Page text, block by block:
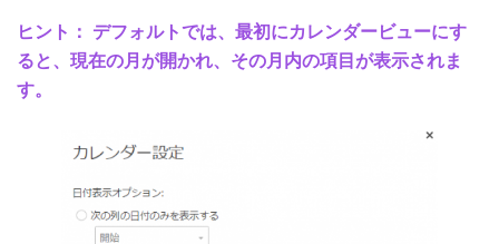
ヒント： デフォルトでは、最初にカレンダービューにす
ると、現在の月が開かれ、その月内の項目が表示されま
す。